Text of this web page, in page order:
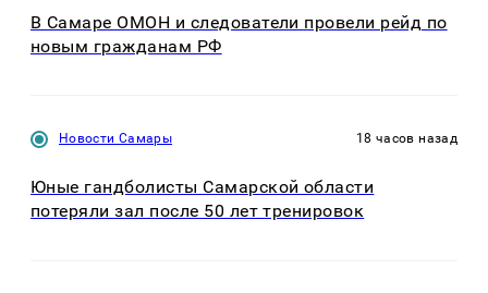
В Самаре ОМОН и следователи провели рейд по
новым гражданам РФ
Новости Самары 18 часов назад
Юные гандболисты Самарской области
потеряли зал после 50 лет тренировок